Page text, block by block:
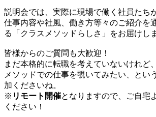
説明会では、実際に現場で働く社員たち
仕事内容や社風、働き方等々のご紹介を
る「クラスメソッドらしさ」をお届けし
皆様からのご質問も大歓迎！
まだ本格的に転職を考えていないけれど
メソッドでの仕事を覗いてみたい、とい
加くださいね。
※ リモート開催となりますので、ご自宅
ください！